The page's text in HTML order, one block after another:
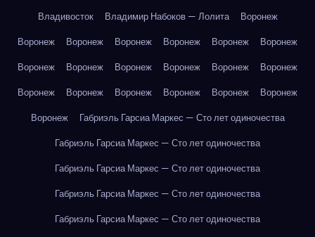
Владивосток
Владимир Набоков — Лолита
Воронеж
Воронеж
Воронеж Воронеж Воронеж Воронеж
Воронеж
Воронеж
Воронеж Воронеж Воронеж Воронеж
Воронеж
Воронеж
Воронеж Воронеж Воронеж Воронеж
Воронеж
Воронеж
Габриэль Гарсиа Маркес — Сто лет одиночества
Габриэль Гарсиа Маркес — Сто лет одиночества
Габриэль Гарсиа Маркес — Сто лет одиночества
Габриэль Гарсиа Маркес — Сто лет одиночества
Габриэль Гарсиа Маркес — Сто лет одиночества